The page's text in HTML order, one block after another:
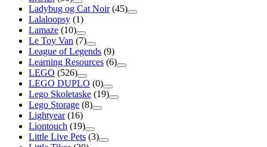
Ladybug og Cat Noir (45)
Lalaloopsy (1)
Lamaze (10)
Le Toy Van (7)
League of Legends (9)
Learning Resources (6)
LEGO (526)
LEGO DUPLO (0)
Lego Skoletaske (19)
Lego Storage (8)
Lightyear (16)
Liontouch (19)
Little Live Pets (3)